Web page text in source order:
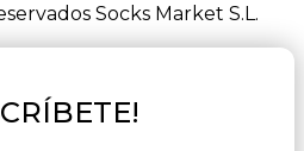
Socks Market S.L.